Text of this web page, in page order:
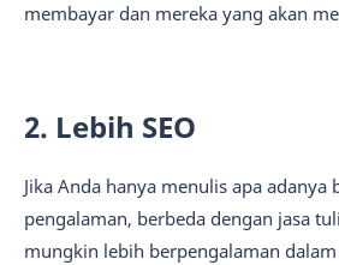
membayar dan mereka yang akan
2. Lebih SEO
Jika Anda hanya menulis apa adanya
pengalaman, berbeda dengan jasa
mungkin lebih berpengalaman